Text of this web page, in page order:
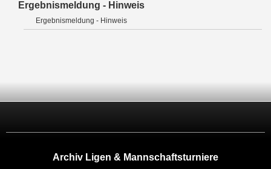
Ergebnismeldung - Hinweis
Ergebnismeldung - Hinweis
Archiv Ligen & Mannschaftsturniere